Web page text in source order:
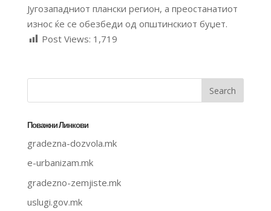
Југозападниот плански регион, а преостанатиот
износ ќе се обезбеди од општинскиот буџет.
Post Views: 1,719
Поважни Линкови
gradezna-dozvola.mk
e-urbanizam.mk
gradezno-zemjiste.mk
uslugi.gov.mk